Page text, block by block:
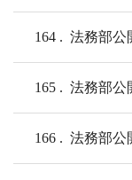
164 法務部公
165 法務部公
166 法務部公